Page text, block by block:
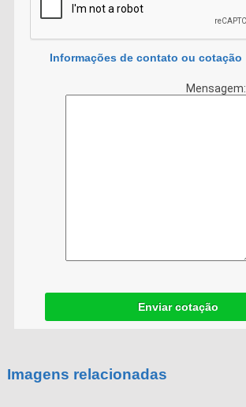
Informações de contato ou cotação
Mensagem:
Enviar cotação
Imagens relacionadas